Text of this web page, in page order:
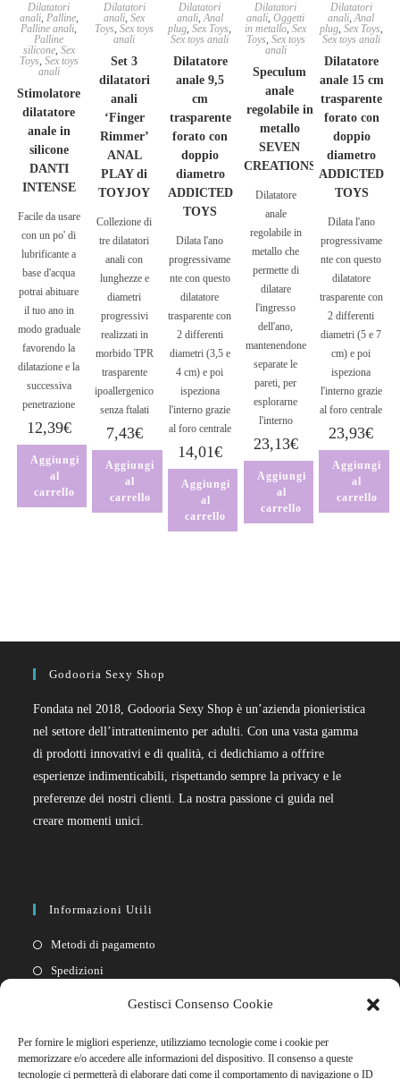
Gestisci Consenso Cookie
Per fornire le migliori esperienze, utilizziamo tecnologie come i cookie per
memorizzare e/o accedere alle informazioni del dispositivo. Il consenso a queste
tecnologie ci permetterà di elaborare dati come il comportamento di navigazione o ID
Dilatatori
anali, Palline,
Palline anali,
Palline
silicone, Sex
Toys, Sex toys
anali
Stimolatore
dilatatore
anale in
silicone
DANTI
INTENSE
Facile da usare
con un po' di
lubrificante a
base d'acqua
potrai abituare
il tuo ano in
modo graduale
favorendo la
dilatazione e la
successiva
penetrazione
12,39€
Aggiungi
al
carrello
Dilatatori
anali,Sex
Toys,Sex toys
anali
Set 3
dilatatori
anali
‘Finger
Rimmer’
ANAL
PLAY di
TOYJOY
Collezione di
tre dilatatori
anali con
lunghezze e
diametri
progressivi
realizzati in
morbido TPR
trasparente
ipoallergenico
senza ftalati
7,43€
Aggiungi
al
carrello
Dilatatori
anali,Anal
plug,Sex Toys,
Sex toys anali
Dilatatore
anale 9,5
cm
trasparente
forato con
doppio
diametro
ADDICTED
TOYS
Dilata l'ano
progressivame
nte con questo
dilatatore
trasparente con
2 differenti
diametri (3,5 e
4 cm) e poi
ispeziona
l'interno grazie
al foro centrale
14,01€
Aggiungi
al
carrello
Dilatatori
anali,Oggetti
in metallo,Sex
Toys, Sex toys
anali
Speculum
anale
regolabile in
metallo
SEVEN
CREATIONS
Dilatatore
anale
regolabile in
metallo che
permette di
dilatare
l'ingresso
dell'ano,
mantenendone
separate le
pareti, per
esplorarne
l'interno
23,13€
Aggiungi
al
carrello
Dilatatori
anali,Anal
plug, Sex Toys,
Sex toys anali
Dilatatore
anale 15 cm
trasparente
forato con
doppio
diametro
ADDICTED
TOYS
Dilata l'ano
progressivame
nte con questo
dilatatore
trasparente con
2 differenti
diametri (5 e 7
cm) e poi
ispeziona
l'interno grazie
al foro centrale
23,93€
Aggiungi
al
carrello
Godooria Sexy Shop
Fondata nel 2018, Godooria Sexy Shop è un’azienda pionieristica
nel settore dell’intrattenimento per adulti. Con una vasta gamma
di prodotti innovativi e di qualità, ci dedichiamo a offrire
esperienze indimenticabili, rispettando sempre la privacy e le
preferenze dei nostri clienti. La nostra passione ci guida nel
creare momenti unici.
Informazioni Utili
Metodi di pagamento
Spedizioni
Cookie policy